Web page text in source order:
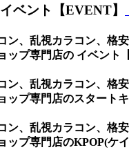
ベント【EVENT】
ン、乱視カラコン、
プ専門店の イベント
ン、乱視カラコン、
ップ専門店のスタート
ン、乱視カラコン、
プ専門店のKPOP(ケ